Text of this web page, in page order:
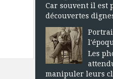
Car souvent il est
découvertes
Les
manipuler leurs